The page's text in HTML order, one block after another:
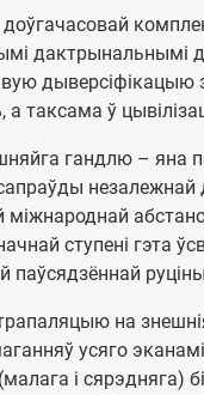
дактрынальнымі
дыверсіфікацыю
таксама ў
гандлю – яна
ступені гэта
паўсядзённай
на
усяго
і сярэдняга)